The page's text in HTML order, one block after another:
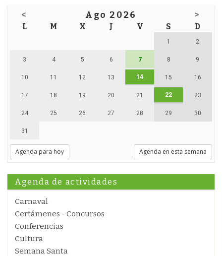
< Ago 2026 >
L M X J V S D
1 2
3 4 5 6 7 8 9
10 11 12 13 14 15 16
17 18 19 20 21 22 23
24 25 26 27 28 29 30
31
Agenda para hoy Agenda en esta semana
Agenda de actividades
Carnaval
Certámenes - Concursos
Conferencias
Cultura
Semana Santa